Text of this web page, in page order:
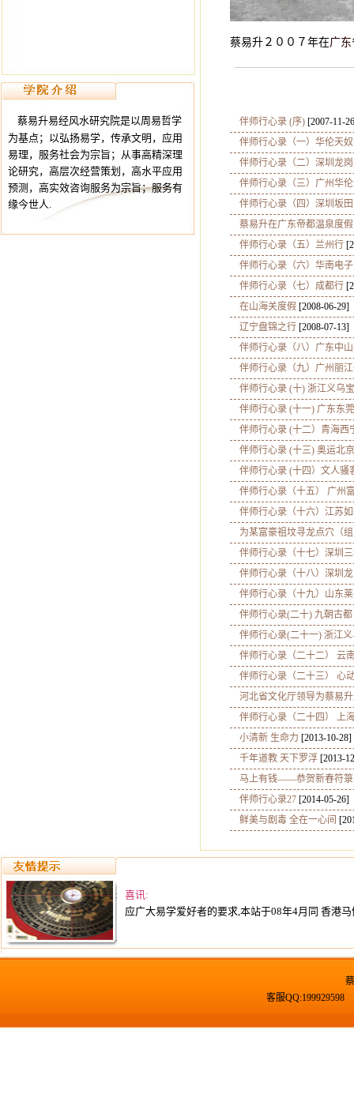
蔡易升易经风水研究院是以周易哲学
为基点；以弘扬易学，传承文明，应用
易理，服务社会为宗旨；从事高精深理
论研究，高层次经营策划，高水平应用
预测，高实效咨询服务为宗旨；服务有
缘今世人.
蔡易升２００７年在广东
伴师行心录 (序) [2007-11-
伴师行心录（一）华伦天
伴师行心录（二）深圳龙
伴师行心录（三）广州华
伴师行心录（四）深圳坂
蔡易升在广东帝都温泉度
伴师行心录（五）兰州行
伴师行心录（六）华南电
伴师行心录（七）成都行
在山海关度假 [2008-06-29]
辽宁盘锦之行 [2008-07-13]
伴师行心录（八）广东中
伴师行心录（九）广州丽
伴师行心录 (十) 浙江义乌
伴师行心录 (十一) 广东东
伴师行心录 (十二）青海西
伴师行心录 (十三) 奥运北京
伴师行心录 (十四）文人骚
伴师行心录（十五） 广州
伴师行心录（十六）江苏
为某富豪祖坟寻龙点穴（
伴师行心录（十七）深圳
伴师行心录（十八）深圳
伴师行心录（十九）山东
伴师行心录(二十) 九朝古都
伴师行心录(二十一) 浙江义
伴师行心录（二十二） 云
伴师行心录（二十三） 心
河北省文化厅领导为蔡易
伴师行心录（二十四） 上
小清新 生命力 [2013-10-28]
千年道教 天下罗浮 [2013-
马上有钱——恭贺新春符箓
伴师行心录27 [2014-05-26]
鲜美与剧毒 全在一心间
喜讯:
应广大易学爱好者的要求,本站于08年4月同 香港马
客服